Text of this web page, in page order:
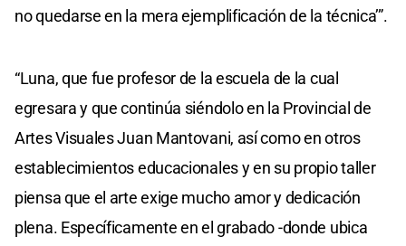
no quedarse en la mera ejemplificación de la técnica’”.
“Luna, que fue profesor de la escuela de la cual
egresara y que continúa siéndolo en la Provincial de
Artes Visuales Juan Mantovani, así como en otros
establecimientos educacionales y en su propio taller
piensa que el arte exige mucho amor y dedicación
plena. Específicamente en el grabado -donde ubica